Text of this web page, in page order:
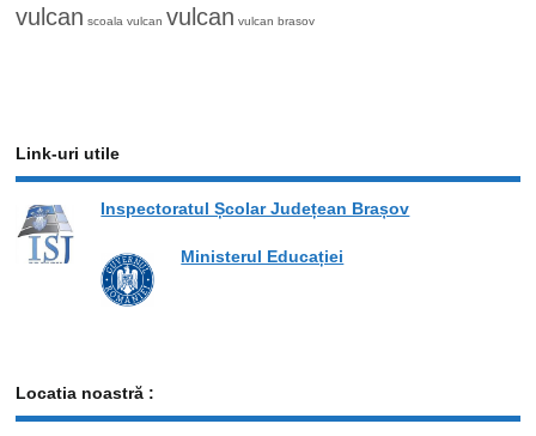
vulcan scoala vulcan vulcan vulcan brasov
Link-uri utile
Inspectoratul Școlar Județean Brașov
Ministerul Educației
Locatia noastră :